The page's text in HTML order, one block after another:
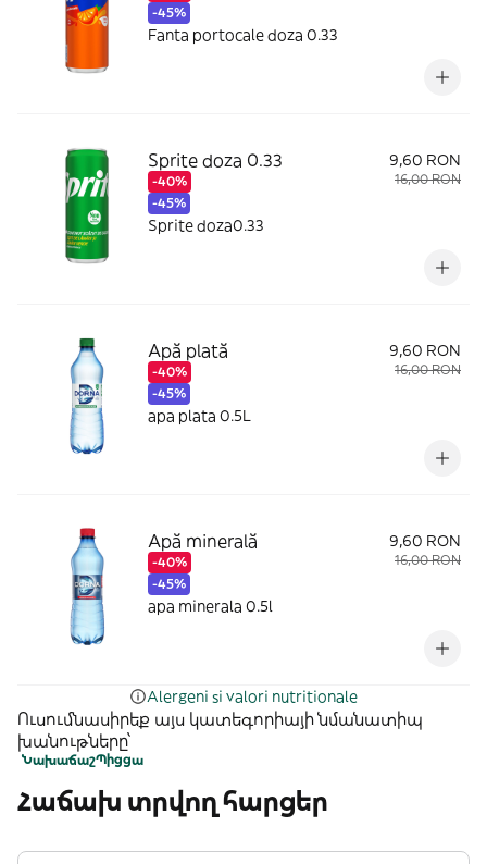
-45%
Fanta portocale doza 0.33
Sprite doza 0.33
-40%
-45%
9,60 RON
16,00 RON
Sprite doza0.33
Apă plată
-40%
-45%
9,60 RON
16,00 RON
apa plata 0.5L
Apă minerală
-40%
-45%
9,60 RON
16,00 RON
apa minerala 0.5l
Alergeni si valori nutritionale
Ուսումնասիրեք այս կատեգորիայի նմանատիպ
խանութները՝
ՆախաճաշՊիցցա
Հաճախ տրվող հարցեր